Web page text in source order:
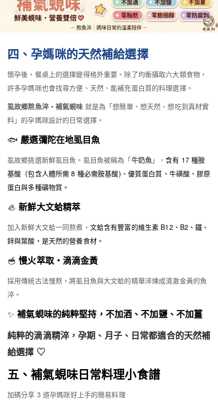
四、孕媽咪的天然補給選擇
懷孕後，餐桌上的選擇變得格外重要。除了均衡攝取六大類食物，
許多孕媽咪也會找尋方便、天然、能補充蛋白質的料理選擇。
虱故鄉熬魚淬・補氣蜆味 就是為「想簡單、想天然、想吃到真材實
料」的孕媽咪設計的日常選擇。
🐟 嚴選彌陀在地虱目魚
虱故鄉挑選新鮮虱目魚。虱目魚被稱為「牛奶魚」，含有 17 種胺
基酸（包含人體所需 8 種必需胺基酸)、優質蛋白質、牛磺酸、膠原
蛋白與多種礦物質。
🦪 新鮮大文蛤精萃
加入新鮮大文蛤一同熬煮， 文蛤含有豐富的維生素 B12、B2、鐵、
鋅與葉酸，是天然的營養食材。
🥣 慢火萃取・滴滴金黃
採用傳統古法慢熬，將虱目魚與大文蛤的精華淬煉成清澈金黃的魚
淬。
✨ 補氣蜆味的純粹堅持，不加酒、不加鹽、不加薑
純粹的滴滴精淬，孕期、月子、日常都適合的天然補
給選擇 ♡
五、補氣蜆味日常料理小食譜
加碼分享 3 道孕媽咪好上手的簡易料理